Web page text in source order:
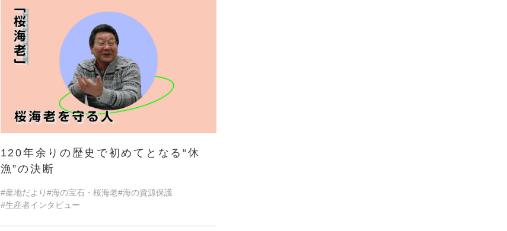
120年余りの歴史で初めてとなる“休
漁”の決断
#産地だより#海の宝石・桜海老#海の資源保護
#生産者インタビュー